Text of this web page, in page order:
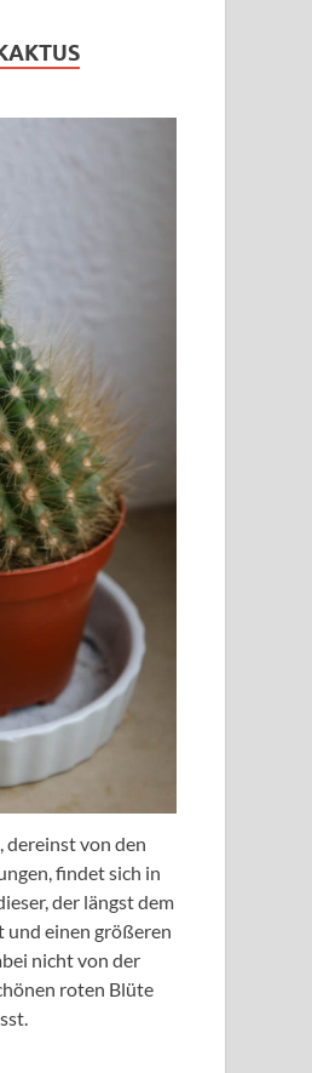
dereinst von den
findet sich in
der längst dem
und einen größeren
nicht von der
roten Blüte